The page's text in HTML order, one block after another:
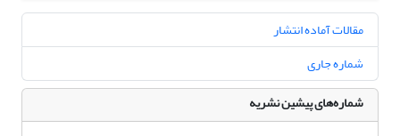
مقالات آماده انتشار
شماره جاری
شماره‌های پیشین نشریه